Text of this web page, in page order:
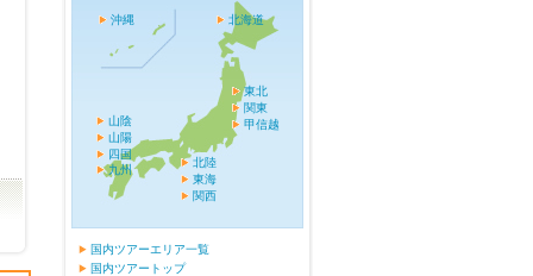
北海道
東北
関東
甲信越
北陸
東海
関西
山陰
山陽
四国
九州
沖縄
国内ツアーエリア一覧
国内ツアートップ